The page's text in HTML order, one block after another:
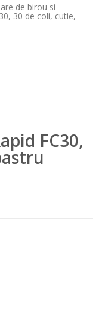
de birou si
30 de coli, cutie,
FC30,